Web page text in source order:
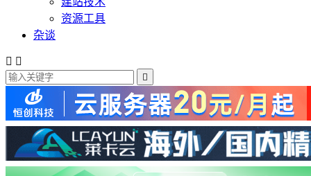
资源工具
杂谈
 
